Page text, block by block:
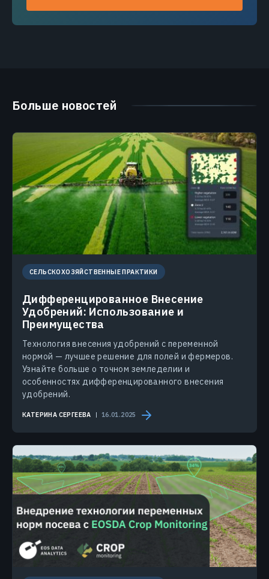
Больше новостей
СЕЛЬСКОХОЗЯЙСТВЕННЫЕ ПРАКТИКИ
Дифференцированное Внесение
Удобрений: Использование и
Преимущества
Технология внесения удобрений с переменной
нормой — лучшее решение для полей и фермеров.
Узнайте больше о точном земледелии и
особенностях дифференцированного внесения
удобрений.
КАТЕРИНА СЕРГЕЕВА 16.01.2025